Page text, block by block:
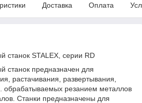
Доставка Оплата
станок STALEX, серии RD
станок предназначен для
растачивания, развертывания,
обрабатываемых резанием металлов
Станки предназначены для